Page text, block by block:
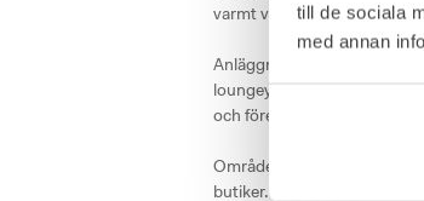
till de sociala
med annan
varmt välkomnande av
Anläggningen erbjuder
loungeytor. En gång i
och föreläsningar.
Området kring High Court
butiker. Parkering finns i